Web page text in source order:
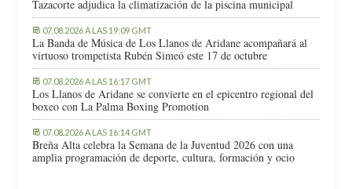
Tazacorte adjudica la climatización de la piscina municipal
07.08.2026 A LAS 19:09 GMT
La Banda de Música de Los Llanos de Aridane acompañará al
virtuoso trompetista Rubén Simeó este 17 de octubre
07.08.2026 A LAS 16:17 GMT
Los Llanos de Aridane se convierte en el epicentro regional del
boxeo con La Palma Boxing Promotion
07.08.2026 A LAS 16:14 GMT
Breña Alta celebra la Semana de la Juventud 2026 con una
amplia programación de deporte, cultura, formación y ocio